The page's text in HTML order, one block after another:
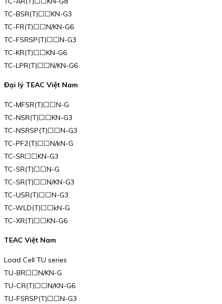
TC-BSR(T)☐☐KN-G3
TC-FR(T)☐☐N/KN-G6
TC-FSRSP(T)☐☐N-G3
TC-KR(T)☐☐KN-G6
TC-LPR(T)☐☐N/KN-G6
Đại lý TEAC Việt Nam
TC-MFSR(T)☐☐N-G
TC-NSR(T)☐☐KN-G3
TC-NSRSP(T)☐☐N-G3
TC-PF2(T)☐☐N/kN-G
TC-SR☐☐KN-G3
TC-SR(T)☐☐N-G
TC-SR(T)☐☐N/KN-G3
TC-USR(T)☐☐N-G3
TC-WLD(T)☐☐kN-G
TC-XR(T)☐☐KN-G6
TEAC Việt Nam
Load Cell TU series
TU-BR☐☐N/KN-G
TU-CR(T)☐☐N/KN-G6
TU-FSRSP(T)☐☐N-G3